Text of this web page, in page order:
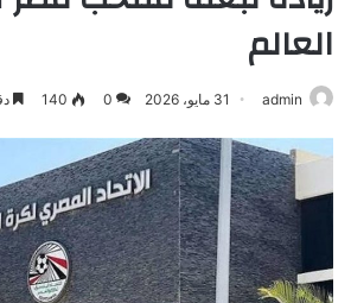
العالم
admin 31 مايو، 2026 0
140